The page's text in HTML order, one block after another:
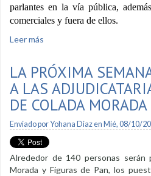
parlantes en la vía pública,
comerciales y fuera de ellos.
Leer más
LA PRÓXIMA
A LAS
DE COLADA MORADA
Enviado porYohana Diazen Mié, 08/10/
Alrededor de 140 personas serán
Morada y Figuras de Pan, los